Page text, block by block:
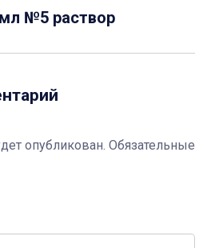
№5 раствор
опубликован. Обязательные